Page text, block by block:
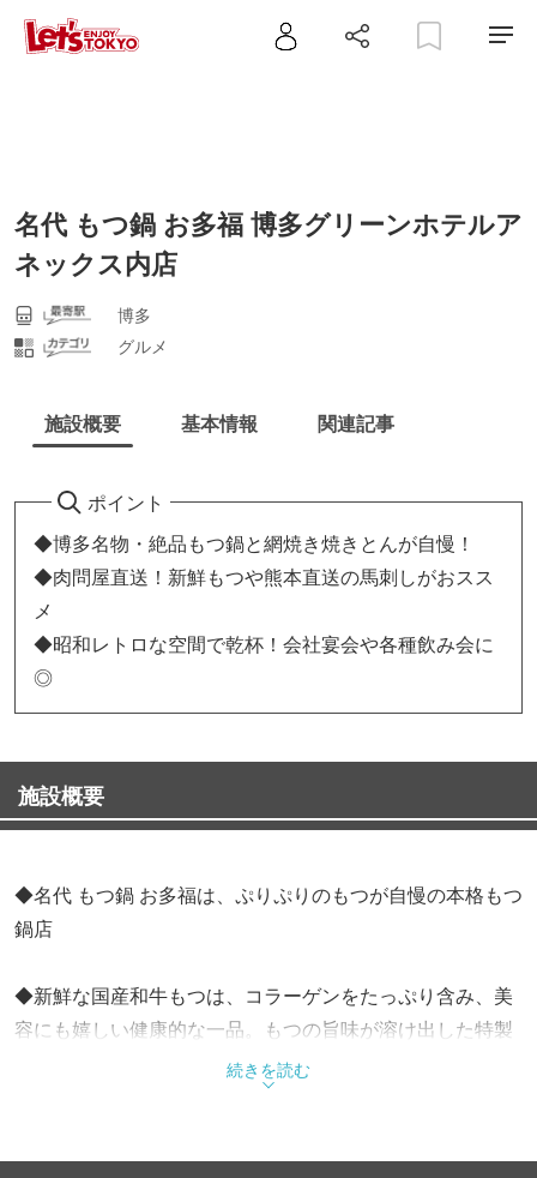
名代 もつ鍋 お多福 博多グリーンホテルア
ネックス内店
博多
グルメ
施設概要 基本情報 関連記事
ポイント
◆博多名物・絶品もつ鍋と網焼き焼きとんが自慢！
◆肉問屋直送！新鮮もつや熊本直送の馬刺しがおスス
メ
◆昭和レトロな空間で乾杯！会社宴会や各種飲み会に
◎
施設概要
◆名代 もつ鍋 お多福は、ぷりぷりのもつが自慢の本格もつ
鍋店
◆新鮮な国産和牛もつは、コラーゲンをたっぷり含み、美
容にも嬉しい健康的な一品。もつの旨味が溶け出した特製
のスープは、醤油、味噌、塩の3種類からお好みの味をお
選びいただけます。〆のちゃんぽん麺や雑炊は、もつ鍋の
いです。また、もつ鍋とご一緒に楽しめる九州の郷土料理
続きを読む